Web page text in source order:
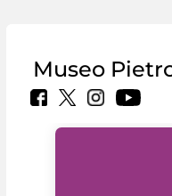
Museo